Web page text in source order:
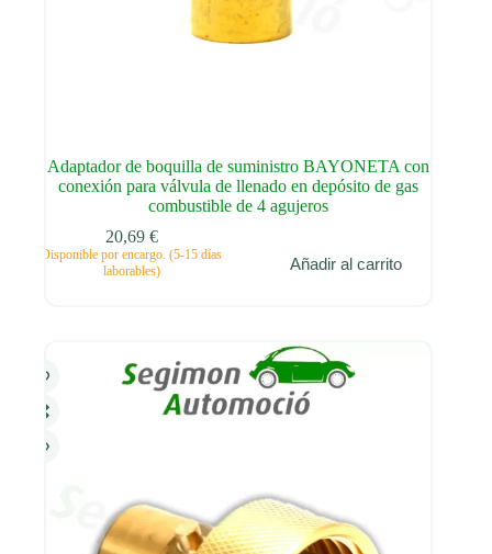
Adaptador de boquilla de suministro BAYONETA con
conexión para válvula de llenado en depósito de gas
combustible de 4 agujeros
20,69 €
Disponible por encargo. (5-15 días
laborables)
Añadir al carrito